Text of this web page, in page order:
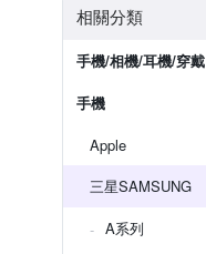
相關分類
手機/相機/耳機/穿戴
手機
Apple
三星SAMSUNG
A系列